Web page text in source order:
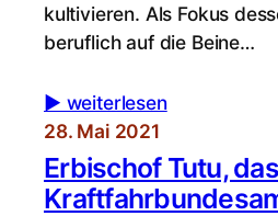
kultivieren. Als Fokus
beruflich auf die Beine…
▶︎ weiterlesen
28. Mai 2021
Erbischof Tutu, das